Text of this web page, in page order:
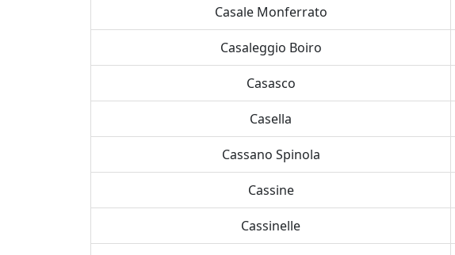
Casale Monferrato
Casaleggio Boiro
Casasco
Casella
Cassano Spinola
Cassine
Cassinelle